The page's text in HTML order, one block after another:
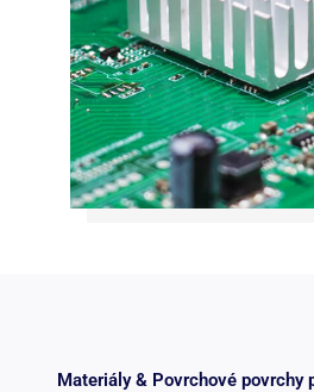
Materiály & Povrchové povrchy